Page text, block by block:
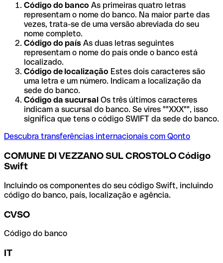
Código do banco As primeiras quatro letras
representam o nome do banco. Na maior parte das
vezes, trata-se de uma versão abreviada do seu
nome completo.
Código do país As duas letras seguintes
representam o nome do país onde o banco está
localizado.
Código de localização Estes dois caracteres são
uma letra e um número. Indicam a localização da
sede do banco.
Código da sucursal Os três últimos caracteres
indicam a sucursal do banco. Se vires ""XXX"", isso
significa que tens o código SWIFT da sede do banco.
Descubra transferências internacionais com Qonto
COMUNE DI VEZZANO SUL CROSTOLO Código
Swift
Incluindo os componentes do seu código Swift, incluindo
código do banco, país, localização e agência.
CVSO
Código do banco
IT